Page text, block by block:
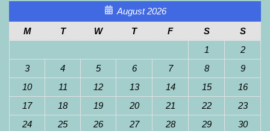
August 2026
M
T W T F S
S
1
2
3
4 5 6 7 8
9
10
11 12 13 14 15
16
17
18 19 20 21 22
23
24
25 26 27 28 29
30